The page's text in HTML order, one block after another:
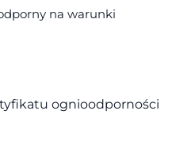
na warunki
ognioodporności